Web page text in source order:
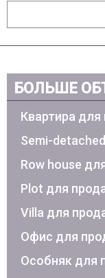
БОЛЬШЕ
Квартира
Semi-
Row house
Plot для
Villa для
Офис для
Особняк для